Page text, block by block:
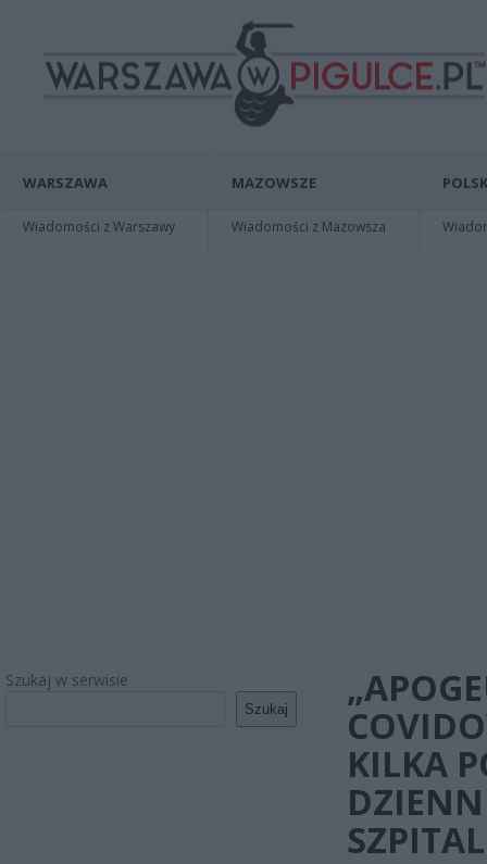
WARSZAWA
Wiadomości z Warszawy
MAZOWSZE
Wiadomości z Mazowsza
Szukaj w serwisie
Szukaj
KILKA